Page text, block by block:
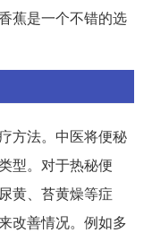
蕉是一个不错的选
方法。中医将便秘
型。对于热秘便
黄、苔黄燥等症
改善情况。例如多